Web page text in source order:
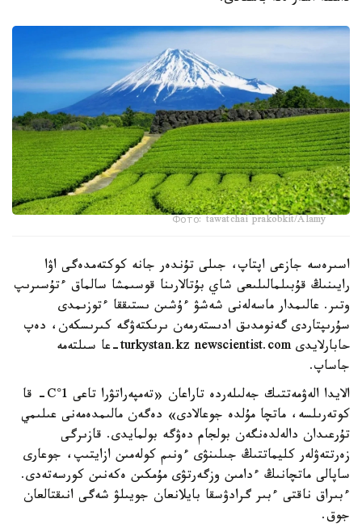
Фото: tawatchai prakobkit/Alamy
اسىرەسە جازعى اپتاپ، جىلى تۇندەر جانە كوكتەمدەگى اۋا
رايىنىڭ قۇبىلمالىلىعى شاي بۇتالارىنا قوسىمشا سالماق ءتۇسىرىپ
وتىر. عالىمدار ماسەلەنى شەشۋ ءۇشىن ىستىققا ءتوزىمدى
سۇرىپتاردى گەنومدىق ادىستەرمەن ىرىكتەۋگە كىرىسكەن، دەپ
حابارلايدى turkystan.kz newscientist.com-عا سىلتەمە
جاساپ.
الايدا الەۋمەتتىك جەلىلەردە تاراعان «تەمپەراتۋرا تاعى 1°C- قا
كوتەرىلسە، ماتچا مۇلدە جوعالادى» دەگەن مالىمدەمەنى عىلىمي
تۇرعىدان دالەلدەنگەن بولجام دەۋگە بولمايدى. قازىرگى
زەرتتەۋلەر كليماتتىڭ جىلىنۋى ءونىم كولەمىن ازايتىپ، جوعارى
ساپالى ماتچانىڭ ءدامىن وزگەرتۋى مۇمكىن ەكەنىن كورسەتەدى.
ءبىراق ناقتى ءبىر گرادۋسقا بايلانعان جويىلۋ شەگى انىقتالعان
جوق.